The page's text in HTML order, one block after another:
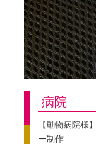
病院
【動物病院様
ー制作